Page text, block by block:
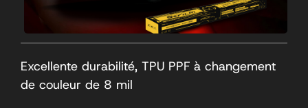
Excellente durabilité, TPU PPF à changement
de couleur de 8 mil